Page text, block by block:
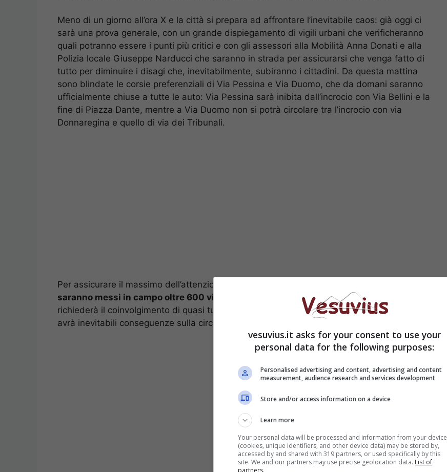
Meno di un giorno all’ora X e la città si prepara ad affrontare l’inevitabile caos: già oggi ci
sarà una prova generale, con un grande dispiegamento di vigili urbani che verificheranno
quali potranno essere i punti più critici e con gli assessori alla Mobilità Anna Donati e alla
Polizia locale Giuseppe Narducci che saranno in strada per assicurarsi che venga fatto di
tutto per diminuire i disagi che, inevitabilmente, subiranno i cittadini. Da questa mattina
sono blindate le corsie preferenziali di Via Pessina e Via Duomo, che da domani saranno
ufficialmente chiuse a tutte le auto: Via Pessina sarà inibita dall’incrocio con Via Bellini e la
fine di Piazza Dante, mentre a Via Duomo non si potrà circolare tra l’incrocio con via
Donnaregina e quello di via dei Tribunali.
Per assicurare il massimo dell’attenzione alla partenza della Ztl nel centro storico di Napoli
saranno messi in campo oltre 600 vigili
divisi in tre turni: un dispiegamento massiccio che
richiederà il coinvolgimento di quasi tutte le unità della polizia municipale partenopea e che
avrà inevitabili conseguenze sulla circolazione sull’intero territorio cittadino.
vesuvius.it asks for your consent to use your
personal data for the following purposes:
Personalised advertising and content, advertising and content
measurement, audience research and services development
Store and/or access information on a device
Learn more
Your personal data will be processed and information from your device
(cookies, unique identifiers, and other device data) may be stored by,
accessed by and shared with 319 partners, or used specifically by this
site. We and our partners may use precise geolocation data. List of
partners.